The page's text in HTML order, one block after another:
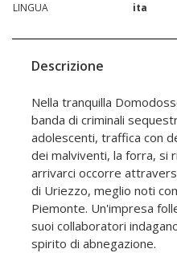
LINGUA
ita
Descrizione
Nella tranquilla
banda di criminali
adolescenti, traffica con
dei malviventi, la forra, si
arrivarci occorre
di Uriezzo, meglio noti
Piemonte. Un'impresa
suoi collaboratori
spirito di abnegazione.